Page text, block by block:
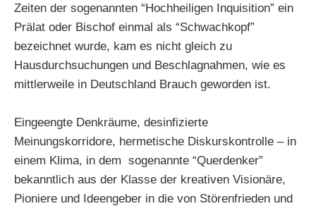
Zeiten der sogenannten “Hochheiligen Inquisition” ein
Prälat oder Bischof einmal als “Schwachkopf”
bezeichnet wurde, kam es nicht gleich zu
Hausdurchsuchungen und Beschlagnahmen, wie es
mittlerweile in Deutschland Brauch geworden ist.
Eingeengte Denkräume, desinfizierte
Meinungskorridore, hermetische Diskurskontrolle – in
einem Klima, in dem sogenannte “Querdenker”
bekanntlich aus der Klasse der kreativen Visionäre,
Pioniere und Ideengeber in die von Störenfrieden und